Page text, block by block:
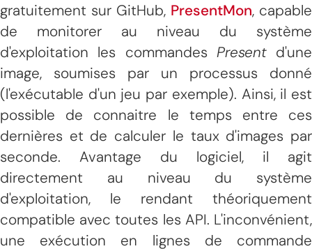
gratuitement sur GitHub, PresentMon, capable
de monitorer au niveau du système
d'exploitation les commandes Presentd'une
image, soumises par un processus donné
(l'exécutable d'un jeu par exemple). Ainsi, il est
possible de connaitre le temps entre ces
dernières et de calculer le taux d'images par
seconde. Avantage du logiciel, il agit
directement au niveau du système
d'exploitation, le rendant théoriquement
compatible avec toutes les API. L'inconvénient,
une exécution en lignes de commande